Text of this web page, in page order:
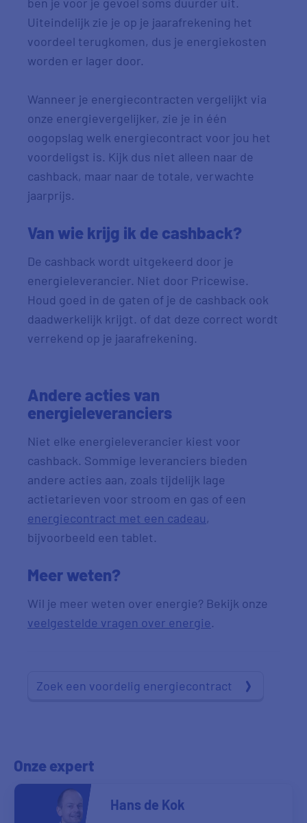
Uiteindelijk zie je op je jaarafrekening het
voordeel terugkomen, dus je energiekosten
worden er lager door.
Wanneer je energiecontracten vergelijkt via
onze energievergelijker, zie je in één
oogopslag welk energiecontract voor jou het
voordeligst is. Kijk dus niet alleen naar de
cashback, maar naar de totale, verwachte
jaarprijs.
Van wie krijg ik de cashback?
De cashback wordt uitgekeerd door je
energieleverancier. Niet door Pricewise.
Houd goed in de gaten of je de cashback ook
daadwerkelijk krijgt. of dat deze correct wordt
verrekend op je jaarafrekening.
Andere acties van
energieleveranciers
Niet elke energieleverancier kiest voor
cashback. Sommige leveranciers bieden
andere acties aan, zoals tijdelijk lage
actietarieven voor stroom en gas of een
energiecontract met een cadeau,
bijvoorbeeld een tablet.
Meer weten?
Wil je meer weten over energie? Bekijk onze
veelgestelde vragen over energie.
Zoek een voordelig energiecontract
Onze expert
Hans de Kok